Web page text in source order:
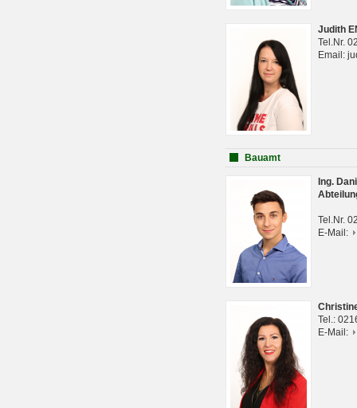
Judith
Tel.Nr.
Email:
Bauamt
Ing.
Tel.Nr.
E-Mail:
Tel.:
E-Mail: